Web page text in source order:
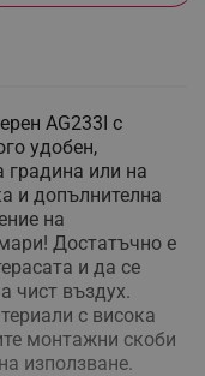
AG233I с
удобен,
градина или на
и допълнителна
на
Достатъчно е
и да се
чист въздух.
с висока
монтажни скоби
използване.